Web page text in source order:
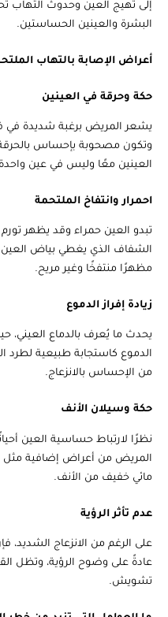
إلى تهيج العين وحدوث
البشرة والعينين الحساستين.
أعراض الإصابة بالتهاب
حكة وحرقة في العينين
يشعر المريض برغبة شديدة في
وتكون مصحوبة بإحساس بالحرقة
العينين معًا وليس في عين
احمرار وانتفاخ الملتحمة
تبدو العين حمراء وقد يظهر
الشفاف الذي يغطي بياض
مظهرًا منتفخًا وغير مريح.
زيادة إفراز الدموع
يحدث ما يُعرف بالدماع العيني،
الدموع كاستجابة طبيعية لطرد
من الإحساس بالانزعاج.
حكة وسيلان الأنف
نظرًا لارتباط حساسية العين
المريض من أعراض إضافية مثل
مائي خفيف من الأنف.
عدم تأثر الرؤية
على الرغم من الانزعاج الشديد،
عادةً على وضوح الرؤية، وتظل
تشويش.